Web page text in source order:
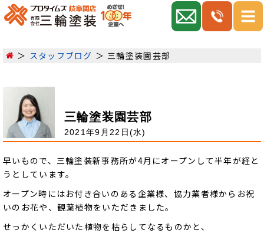
スタッフブログ 三輪塗装園芸部
三輪塗装園芸部
2021年9月22日(水)
早いもので、三輪塗装新事務所が4月にオープンして半年が経と
うとしています。
オープン時にはお付き合いのある企業様、協力業者様からお祝
いのお花や、観葉植物をいただきました。
せっかくいただいた植物を枯らしてなるものかと、